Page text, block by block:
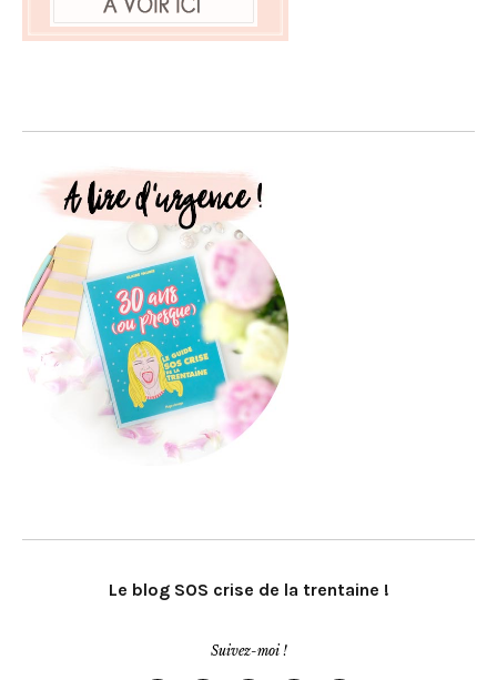
Le blog SOS crise de la trentaine !
Suivez-moi !